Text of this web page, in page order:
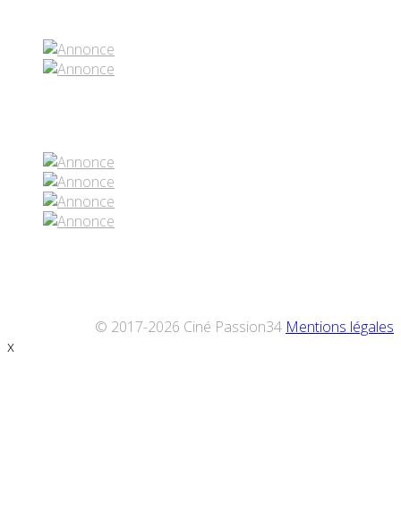
© 2017-2026 Ciné Passion34 Mentions légales
x